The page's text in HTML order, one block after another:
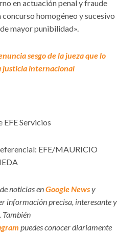
en actuación penal y fraude
homogéneo y sucesivo
mayor punibilidad».
sesgo de la jueza que lo
justicia internacional
Servicios
EFE/MAURICIO
noticias enGoogle Newsy
información precisa, interesante y
También
puedes conocer diariamente